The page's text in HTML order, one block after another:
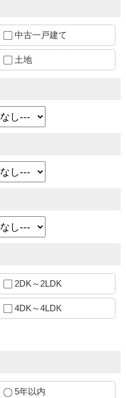
中古一戸建て
土地
2DK～2LDK
4DK～4LDK
5年以内